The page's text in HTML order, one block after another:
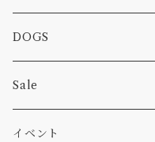
カー
小物
パンツ
パーカー・トレーナー
ピン
コーヒー
食べ物
DOGS
Sale
カー
イベント